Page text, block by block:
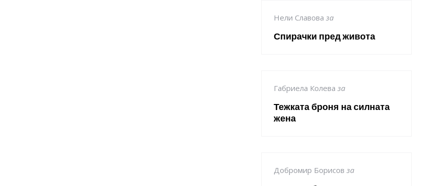
Нели Славова за
Спирачки пред живота
Габриела Колева за
Тежката броня на силната
жена
Добромир Борисов за